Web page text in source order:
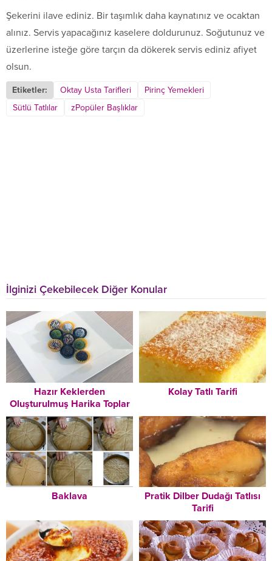
Şekerini ilave ediniz. Bir taşımlık daha kaynatınız ve ocaktan
alınız. Servis yapacağınız kaselere doldurunuz. Soğutunuz ve
üzerlerine isteğe göre tarçın da dökerek servis ediniz afiyet
olsun.
Etiketler: Oktay Usta Tarifleri
Pirinç Yemekleri
Sütlü Tatlılar
zPopüler Başlıklar
İlginizi Çekebilecek Diğer Konular
Hazır Keklerden
Oluşturulmuş Harika Toplar
(Çikolatalı) Tarifi
Kolay Tatlı Tarifi
Baklava
Pratik Dilber Dudağı Tatlısı
Tarifi